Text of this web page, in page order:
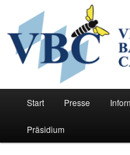
primären
Inhalt
springenVerband
Förderung der Zucht der
Start Presse
Präsidium